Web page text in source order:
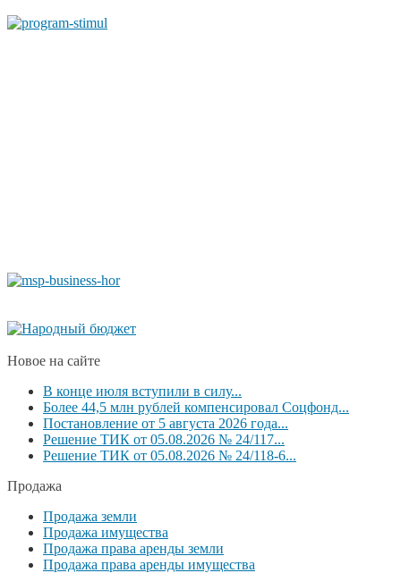
Новое на сайте
В конце июля вступили в силу...
Более 44,5 млн рублей компенсировал Соцфонд...
Постановление от 5 августа 2026 года...
Решение ТИК от 05.08.2026 № 24/117...
Решение ТИК от 05.08.2026 № 24/118-6...
Продажа
Продажа земли
Продажа имущества
Продажа права аренды земли
Продажа права аренды имущества